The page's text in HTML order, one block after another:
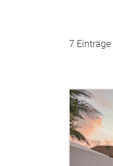
7 Einträge